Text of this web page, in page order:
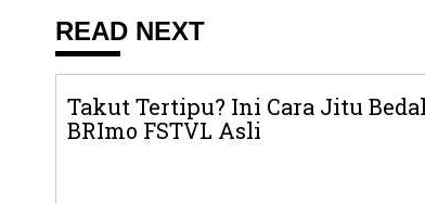
READ NEXT
Takut Tertipu? Ini Cara Jitu
BRImo FSTVL Asli